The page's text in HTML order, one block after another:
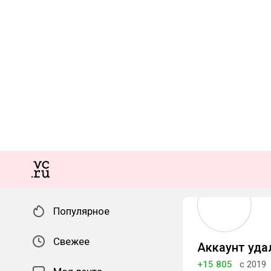
Популярное
Свежее Аккаунт
+15 805 с 2019